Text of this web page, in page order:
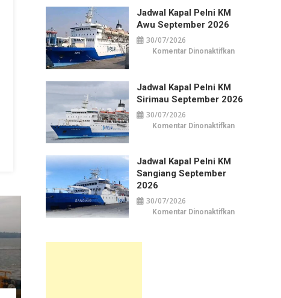
Jadwal Kapal Pelni KM
Awu September 2026
30/07/2026
Komentar Dinonaktifkanpada
2026
Jadwal Kapal Pelni KM
Sirimau September 2026
30/07/2026
Komentar Dinonaktifkanpada
Jadwal Kapal Pelni KM
Sangiang September
2026
30/07/2026
Komentar Dinonaktifkanpada